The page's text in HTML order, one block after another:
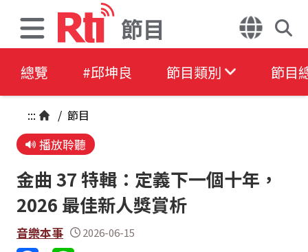
節目
總覽 #邱坤良 節目類別 節目
::: / 節目
播放聆聽
金曲 37 特輯：定義下一個十年，
2026 最佳新人獎賞析
音樂本事 2026-06-15